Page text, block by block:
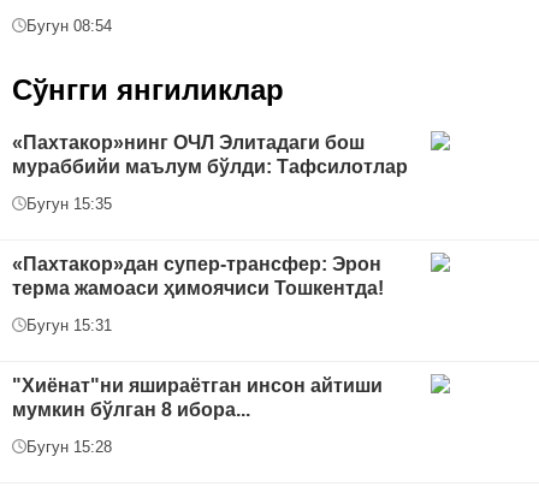
Бугун 08:54
Сўнгги янгиликлар
«Пахтакор»нинг ОЧЛ Элитадаги бош
мураббийи маълум бўлди: Тафсилотлар
Бугун 15:35
«Пахтакор»дан супер-трансфер: Эрон
терма жамоаси ҳимоячиси Тошкентда!
Бугун 15:31
"Хиёнат"ни яшираётган инсон айтиши
мумкин бўлган 8 ибора...
Бугун 15:28